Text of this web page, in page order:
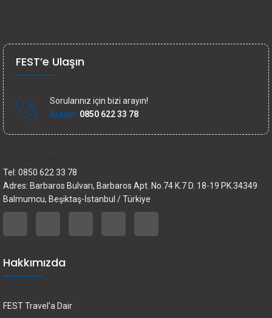
FEST’e Ulaşın
Sorularınız için bizi arayın!
Arayın: 0850 622 33 78
Tel: 0850 622 33 78
Adres: Barbaros Bulvarı, Barbaros Apt. No.74 K.7 D. 18-19 PK.34349
Balmumcu, Beşiktaş-İstanbul / Türkiye
Hakkımızda
FEST Travel’a Dair